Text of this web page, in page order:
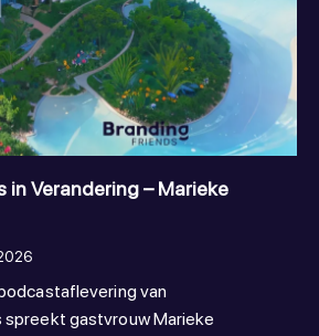
in Verandering – Marieke
van
gastvrouw Marieke